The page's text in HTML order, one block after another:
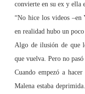
convierte en su ex y ella
“No hice los videos –en
en realidad hubo un
Algo de ilusión de que
que vuelva. Pero no pasó
Cuando empezó a
Malena estaba